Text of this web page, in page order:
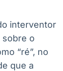
interventor
sobre o
“ré”, no
que a